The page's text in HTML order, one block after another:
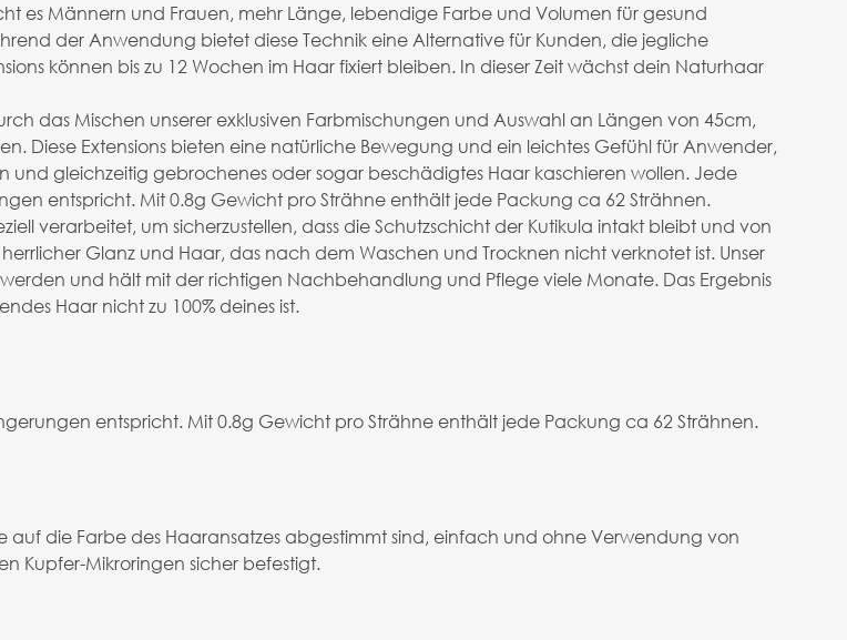
es Männern und Frauen, mehr Länge, lebendige Farbe und Volumen für gesund
der Anwendung bietet diese Technik eine Alternative für Kunden, die jegliche
können bis zu 12 Wochen im Haar fixiert bleiben. In dieser Zeit wächst dein Naturhaar
das Mischen unserer exklusiven Farbmischungen und Auswahl an Längen von 45cm,
Diese Extensions bieten eine natürliche Bewegung und ein leichtes Gefühl für Anwender,
gleichzeitig gebrochenes oder sogar beschädigtes Haar kaschieren wollen. Jede
entspricht. Mit 0.8g Gewicht pro Strähne enthält jede Packung ca 62 Strähnen.
verarbeitet, um sicherzustellen, dass die Schutzschicht der Kutikula intakt bleibt und von
Glanz und Haar, das nach dem Waschen und Trocknen nicht verknotet ist. Unser
und hält mit der richtigen Nachbehandlung und Pflege viele Monate. Das Ergebnis
Haar nicht zu 100% deines ist.
entspricht. Mit 0.8g Gewicht pro Strähne enthält jede Packung ca 62 Strähnen.
die Farbe des Haaransatzes abgestimmt sind, einfach und ohne Verwendung von
Kupfer-Mikroringen sicher befestigt.